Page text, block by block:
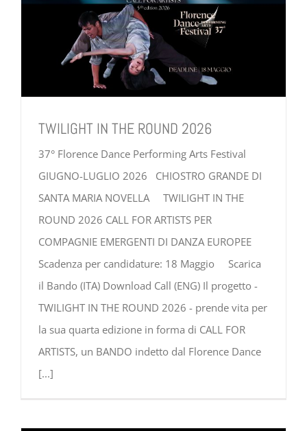
TWILIGHT IN THE ROUND 2026
37° Florence Dance Performing Arts Festival
GIUGNO-LUGLIO 2026 CHIOSTRO GRANDE DI
SANTA MARIA NOVELLA TWILIGHT IN THE
ROUND 2026 CALL FOR ARTISTS PER
COMPAGNIE EMERGENTI DI DANZA EUROPEE
Scadenza per candidature: 18 Maggio Scarica
il Bando (ITA) Download Call (ENG) Il progetto -
TWILIGHT IN THE ROUND 2026 - prende vita per
la sua quarta edizione in forma di CALL FOR
ARTISTS, un BANDO indetto dal Florence Dance
[...]